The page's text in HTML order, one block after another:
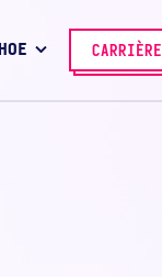
HOE CARRIÈRE